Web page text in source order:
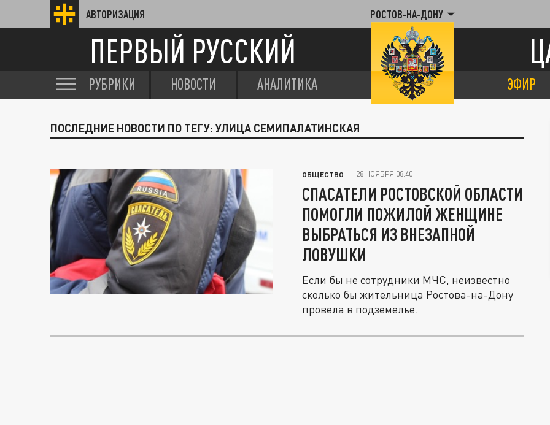
АВТОРИЗАЦИЯ РОСТОВ-НА-ДОНУ
ПЕРВЫЙ РУССКИЙ
РУБРИКИ НОВОСТИ АНАЛИТИКА ЭФИР
ПОСЛЕДНИЕ НОВОСТИ ПО ТЕГУ: УЛИЦА СЕМИПАЛАТИНСКАЯ
ОБЩЕСТВО 28 НОЯБРЯ 08:40
СПАСАТЕЛИ РОСТОВСКОЙ ОБЛАСТИ
ПОМОГЛИ ПОЖИЛОЙ ЖЕНЩИНЕ
ВЫБРАТЬСЯ ИЗ ВНЕЗАПНОЙ
ЛОВУШКИ
Если бы не сотрудники МЧС, неизвестно
сколько бы жительница Ростова-на-Дону
провела в подземелье.